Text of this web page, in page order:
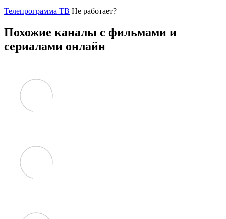
Телепрограмма ТВ Не работает?
Похожие каналы с фильмами и
сериалами онлайн